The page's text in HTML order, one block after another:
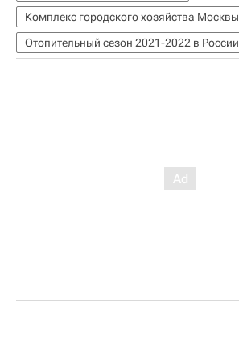
Комплекс городского хозяйства Москвы
Отопительный сезон 2021-2022 в России